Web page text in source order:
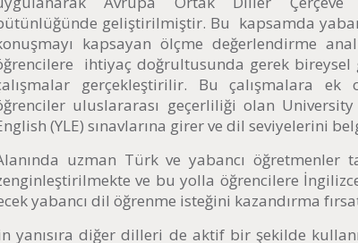
geliştirilmiştir. Bu kapsamda
kapsayan ölçme değerlendirme
ihtiyaç doğrultusunda gerek
gerçekleştirilir. Bu çalışmalara ek
uluslararası geçerliliği olan
(YLE) sınavlarına girer ve dil seviyelerini
uzman Türk ve yabancı öğretmenler
ve bu yolla öğrencilere
yabancı dil öğrenme isteğini kazandırma
yanısıra diğer dilleri de aktif bir şekilde